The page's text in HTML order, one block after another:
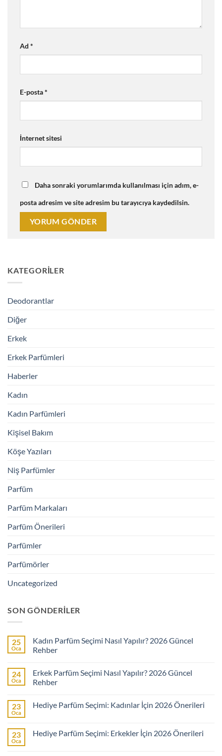
Ad *
E-posta*
İnternet sitesi
Daha sonraki yorumlarımda kullanılması için adım, e-
posta adresim ve site adresim bu tarayıcıya kaydedilsin.
KATEGORILER
Deodorantlar
Diğer
Erkek
Erkek Parfümleri
Haberler
Kadın
Kadın Parfümleri
Kişisel Bakım
Köşe Yazıları
Niş Parfümler
Parfüm
Parfüm Markaları
Parfüm Önerileri
Parfümler
Parfümörler
Uncategorized
SON GÖNDERILER
25
Oca
Kadın Parfüm Seçimi Nasıl Yapılır? 2026 Güncel
Rehber
Kadın
Parfüm
Seçimi
2026
24
Oca
Erkek Parfüm Seçimi Nasıl Yapılır? 2026 Güncel
Rehber
Erkek
Yapılır?
2026
23
Oca
Hediye Parfüm Seçimi: Kadınlar İçin 2026 Önerileri
Parfüm
23
Oca
Hediye Parfüm Seçimi: Erkekler İçin 2026 Önerileri